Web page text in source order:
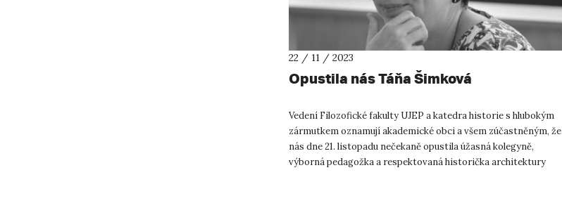
22 / 11 / 2023
Opustila nás Táňa Šimková
Vedení Filozofické fakulty UJEP a katedra historie s hlubokým
zármutkem oznamují akademické obci a všem zúčastněným, že
nás dne 21. listopadu nečekaně opustila úžasná kolegyně,
výborná pedagožka a respektovaná historička architektury